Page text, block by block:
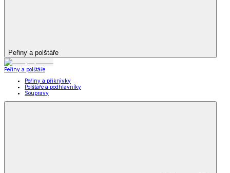
Peřiny a polštáře
Peřiny a polštáře
Peřiny a přikrývky
Polštáře a podhlavníky
Soupravy